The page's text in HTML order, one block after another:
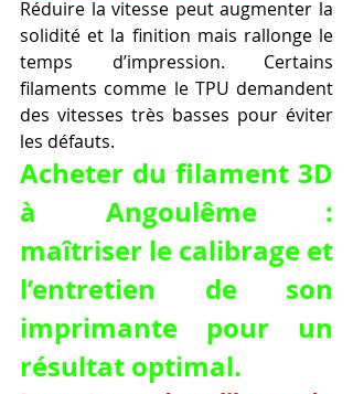
Réduire la vitesse peut augmenter la
solidité et la finition mais rallonge le
temps d’impression. Certains
filaments comme le TPU demandent
des vitesses très basses pour éviter
les défauts.
Acheter du filament 3D
à Angoulême :
maîtriser le calibrage et
l’entretien de son
imprimante pour un
résultat optimal.